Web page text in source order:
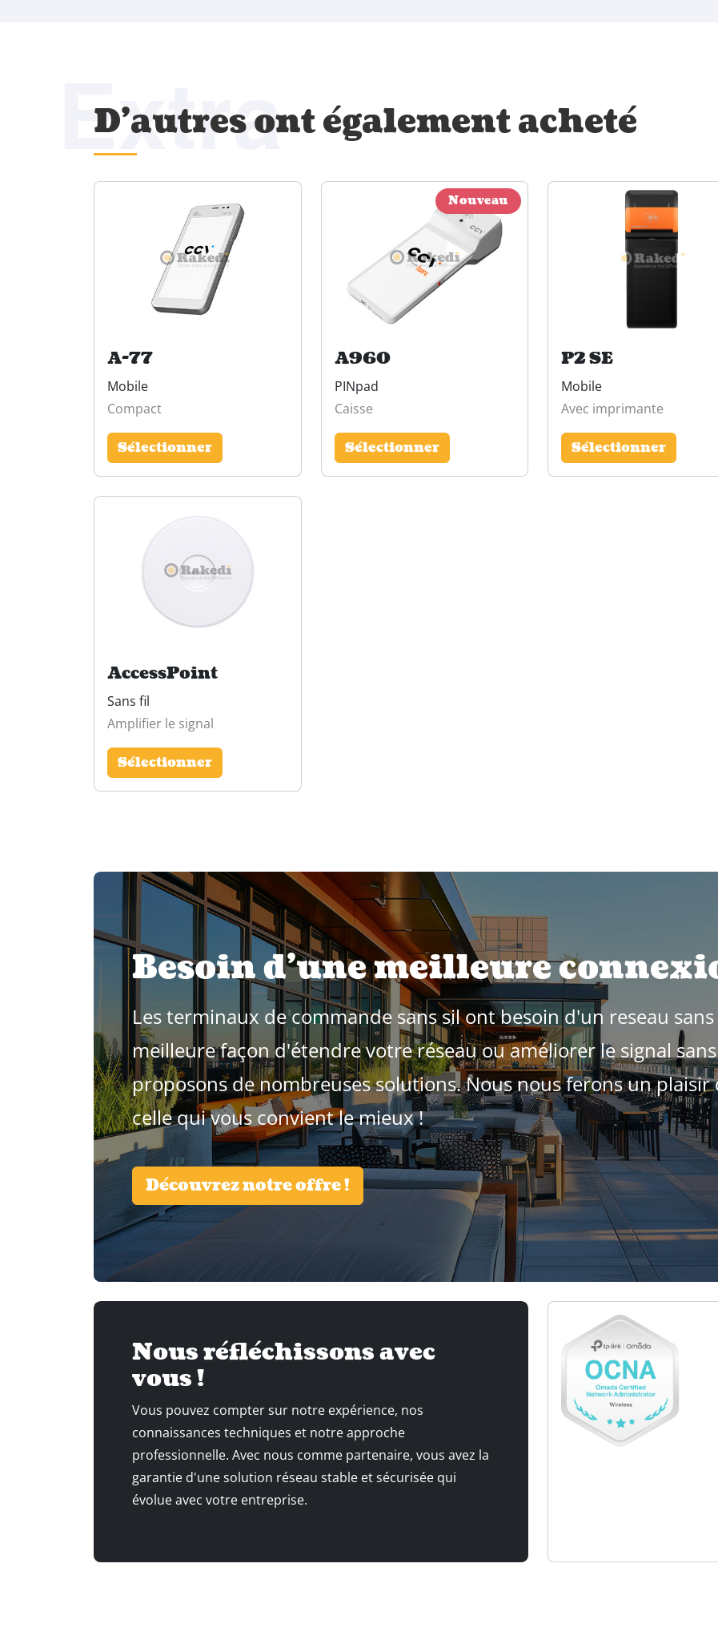
D'autres ont également acheté
Extra
A-77
Mobile
Compact
Sélectionner
Nouveau
A960
PINpad
Caisse
Sélectionner
P2 SE
Mobile
Avec imprimante
Sélectionner
AccessPoint
Sans fil
Amplifier le signal
Sélectionner
Besoin d'une meilleure
Les terminaux de commande sans sil ont besoin d'un reseau
meilleure façon d'étendre votre réseau ou améliorer le signal
proposons de nombreuses solutions. Nous nous ferons un plaisir
celle qui vous convient le mieux !
Découvrez notre offre !
Nous réfléchissons avec
vous !
Vous pouvez compter sur notre expérience, nos
connaissances techniques et notre approche
professionnelle. Avec nous comme partenaire, vous avez la
garantie d'une solution réseau stable et sécurisée qui
évolue avec votre entreprise.